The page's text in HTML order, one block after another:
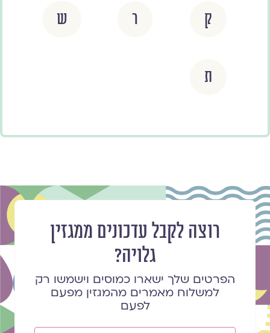
ק ר ש
ת
רוצה לקבל עדכונים ממגזין
גלויה?
הפרטים שלך ישארו כמוסים וישמשו רק
למשלוח מאמרים מהמגזין מפעם
לפעם